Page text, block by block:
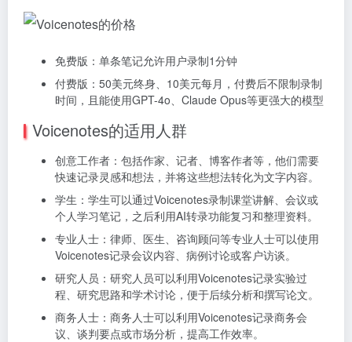
免费版：单条笔记允许用户录制1分钟
付费版：50美元终身、10美元每月，付费后不限制录制
时间，且能使用GPT-4o、Claude Opus等更强大的模型
Voicenotes的适用人群
创意工作者：包括作家、记者、博客作者等，他们需要
快速记录灵感和想法，并将这些想法转化为文字内容。
学生：学生可以通过Voicenotes录制课堂讲解、会议或
个人学习笔记，之后利用AI转录功能复习和整理资料。
专业人士：律师、医生、咨询顾问等专业人士可以使用
Voicenotes记录会议内容、病例讨论或客户访谈。
研究人员：研究人员可以利用Voicenotes记录实验过
程、研究思路和学术讨论，便于后续分析和撰写论文。
商务人士：商务人士可以利用Voicenotes记录商务会
议、谈判要点或市场分析，提高工作效率。